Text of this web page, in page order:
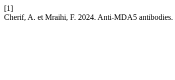
[1]
Cherif, A. et Mraihi, F. 2024. Anti-MDA5 antibodies.